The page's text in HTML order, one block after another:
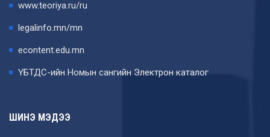
www.teoriya.ru/ru
legalinfo.mn/mn
econtent.edu.mn
ҮБТДС-ийн Номын сангийн Электрон каталог
ШИНЭ МЭДЭЭ